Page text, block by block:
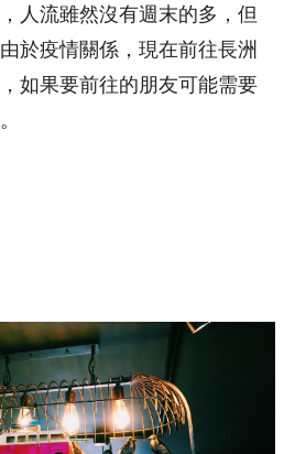
人流雖然沒有週末的多，但
於疫情關係，現在前往長洲
如果要前往的朋友可能需要